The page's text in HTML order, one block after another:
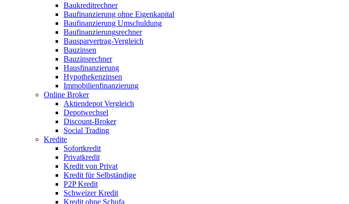
Baukreditrechner
Baufinanzierung ohne Eigenkapital
Baufinanzierung Umschuldung
Baufinanzierungsrechner
Bausparvertrag-Vergleich
Bauzinsen
Bauzinsrechner
Hausfinanzierung
Hypothekenzinsen
Immobilienfinanzierung
Online Broker
Aktiendepot Vergleich
Depotwechsel
Discount-Broker
Social Trading
Kredite
Sofortkredit
Privatkredit
Kredit von Privat
Kredit für Selbständige
P2P Kredit
Schweizer Kredit
Kredit ohne Schufa